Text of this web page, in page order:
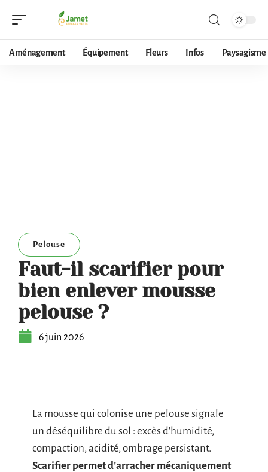
Aménagement Équipement Fleurs Infos Paysagisme
Pelouse
Faut-il scarifier pour
bien enlever mousse
pelouse ?
6 juin 2026
La mousse qui colonise une pelouse signale
un déséquilibre du sol : excès d’humidité,
compaction, acidité, ombrage persistant.
Scarifier permet d’arracher mécaniquement